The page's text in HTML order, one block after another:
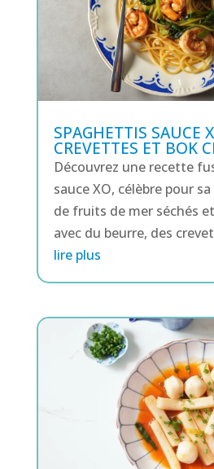
SPAGHETTIS SAUCE
CREVETTES ET BOK
Découvrez une recette
sauce XO, célèbre pour
de fruits de mer séchés
avec du beurre, des
lire plus